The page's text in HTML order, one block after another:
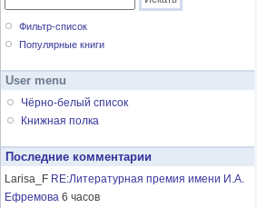
Фильтр-список
Популярные книги
User menu
Чёрно-белый список
Книжная полка
Последние комментарии
Larisa_F RE:Литературная премия имени И.А.
Ефремова 6 часов